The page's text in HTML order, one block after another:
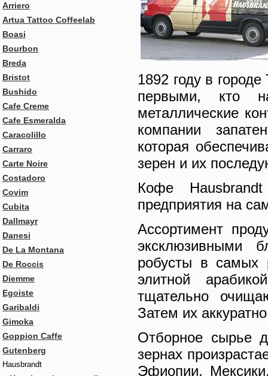
Arriero
Artua Tattoo Coffeelab
Boasi
Bourbon
Breda
Bristot
Bushido
Cafe Creme
Cafe Esmeralda
Caracolillo
Carraro
Carte Noire
Costadoro
Covim
Cubita
Dallmayr
Danesi
De La Montana
De Roccis
Diemme
Egoiste
Garibaldi
Gimoka
Goppion Caffe
Gutenberg
Hausbrandt
1892 году в
первыми, кто
металлические
компании
которая
зерен и их
Кофе Hausbrandt
предприятия на
Ассортимент
эксклюзивными
робусты в самых
элитной
тщательно
Затем их
Отборное сырье
зернах
Эфиопии,